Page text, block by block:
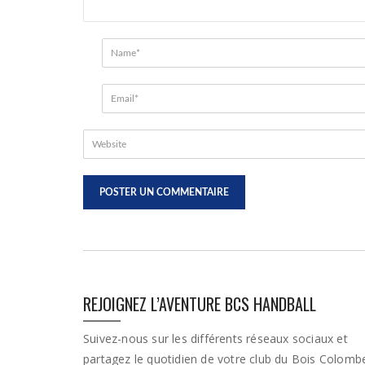
REJOIGNEZ L’AVENTURE BCS HANDBALL
Suivez-nous sur les différents réseaux sociaux et
partagez le quotidien de votre club du Bois